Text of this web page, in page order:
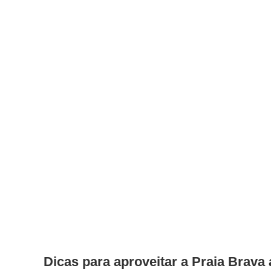
Dicas para aproveitar a Praia Brava